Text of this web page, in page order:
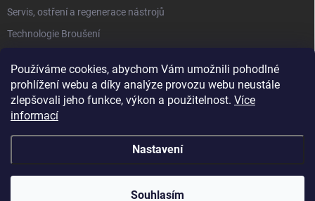
Používáme cookies, abychom Vám umožnili pohodlné
prohlížení webu a díky analýze provozu webu neustále
zlepšovali jeho funkce, výkon a použitelnost. Více
informací
Nastavení
Souhlasím
Servis, ostření a regenerace nástrojů
Technologie Broušení
Technologie Laserová Ablace
Copyright 2026ITA TOOLS ČESKO. Všechna práva vyhrazena.Upravit
nastavení cookies